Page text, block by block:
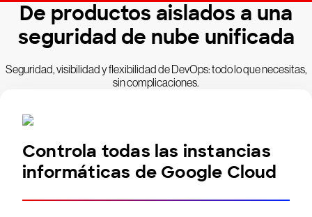
De productos aislados a una
seguridad de nube unificada
Seguridad, visibilidad y flexibilidad de DevOps: todo lo que necesitas,
sin complicaciones.
Controla todas las instancias
informáticas de Google Cloud